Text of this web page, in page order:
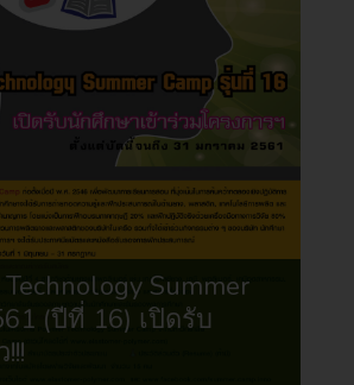
Summer
(ปีที่ 16) เปิดรับ